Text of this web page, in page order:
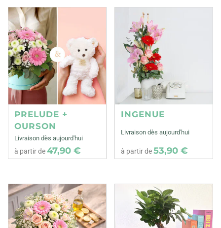
PRELUDE +
OURSON
Livraison dès aujourd'hui
à partir de47,90 €
INGENUE
Livraison dès aujourd'hui
à partir de53,90 €